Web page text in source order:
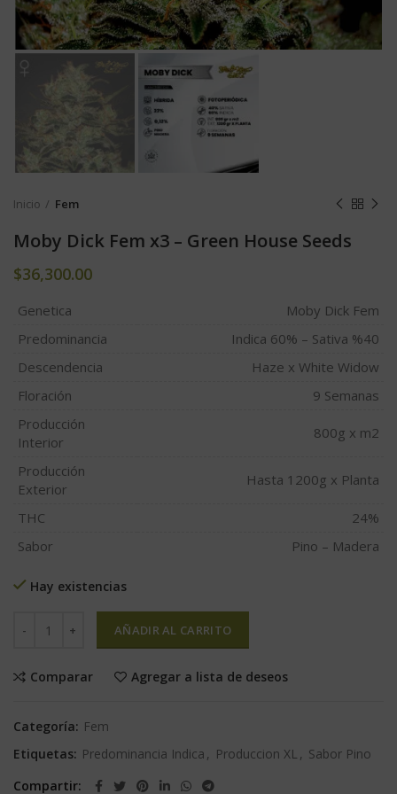
Inicio Fem
Moby Dick Fem x3 – Green House Seeds
$36,300.00
Genetica
Moby Dick Fem
Predominancia
Indica 60% – Sativa %40
Descendencia
Haze x White Widow
Floración
9 Semanas
Producción
Interior
800g x m2
Producción
Exterior
Hasta 1200g x Planta
THC
24%
Sabor
Pino – Madera
Hay existencias
AÑADIR AL CARRITO
Comparar Agregar a lista de deseos
Categoría: Fem
Etiquetas: Predominancia Indica , Produccion XL , Sabor Pino
Compartir